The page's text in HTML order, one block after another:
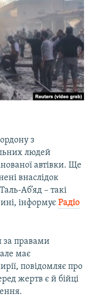
з
людей
автівки. Ще
внаслідок
Аб’яд – такі
інформує Радіо
за правами
має
повідомляє про
жертв є й бійці